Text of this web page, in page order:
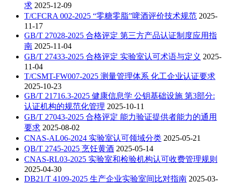
求 2025-12-09
T/CFCRA 002-2025 “零糖零脂”啤酒评价技术规范 2025-
11-17
GB/T 27028-2025 合格评定 第三方产品认证制度应用指
南 2025-11-04
GB/T 27433-2025 合格评定 实验室认可术语与定义 2025-
11-04
T/CSMT-FW007-2025 测量管理体系 化工企业认证要求
2025-10-23
GB/T 21716.3-2025 健康信息学 公钥基础设施 第3部分:
认证机构的规范化管理 2025-10-11
GB/T 27043-2025 合格评定 能力验证提供者能力的通用
要求 2025-08-02
CNAS-AL06-2024 实验室认可领域分类 2025-05-21
QB/T 2745-2025 烹饪黄酒 2025-05-14
CNAS-RL03-2025 实验室和检验机构认可收费管理规则
2025-04-30
DB21/T 4109-2025 生产企业实验室间比对指南 2025-03-